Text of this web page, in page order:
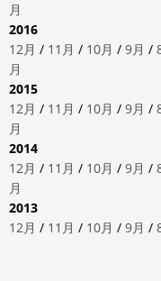
月
2016
12月 / 11月 / 10月 / 9月 /
月
2015
12月 / 11月 / 10月 / 9月 /
月
2014
12月 / 11月 / 10月 / 9月 /
月
2013
12月 / 11月 / 10月 / 9月 /